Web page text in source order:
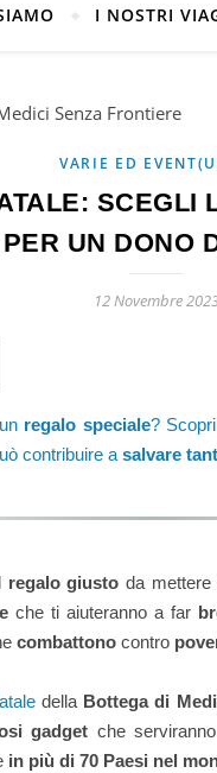
I NOSTRI
VARIE ED
SCEGLI
UN DONO
12 Novembre
regalo speciale?
contribuire a salvare
regalo giusto da mettere
che ti aiuteranno a far
combattono contro
della Bottega di
gadget che
in più di 70 Paesi nel